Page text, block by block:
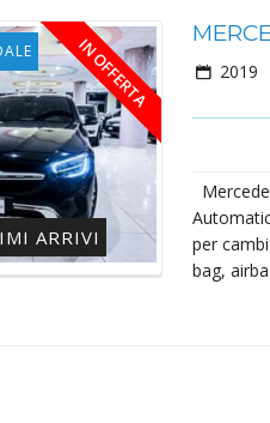
ARRIVI
IN OFFERTA 2019
per
bag,